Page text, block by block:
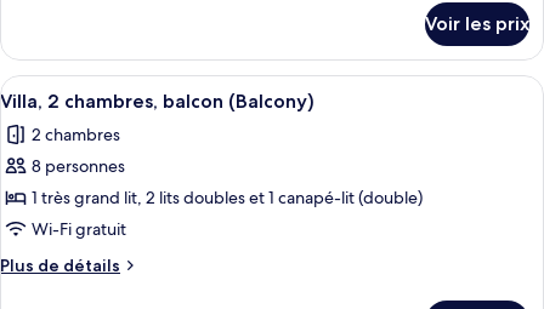
Villa,
chambres,
balcon
(Balcony)
le
type
de
Villa,
2
balcon
(Balcony)
Voir les prix
Afficher
toutes
les
photos
pour
ce
type
de
Un salon comprenant un coin
3
Villa, 2 chambres, balcon (Balcony)
2 chambres
8 personnes
1 très grand lit, 2 lits doubles et 1 canapé-lit (double)
Wi-Fi gratuit
Plus de détails
Plus